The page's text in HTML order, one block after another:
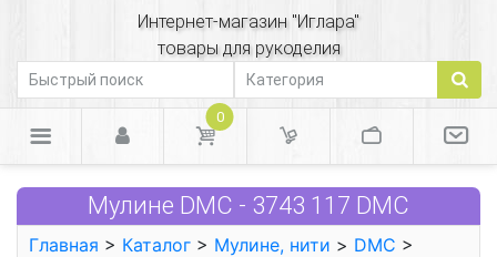
Интернет-магазин "Иглара"
товары для рукоделия
0
Мулине DMC - 3743 117 DMC
Главная > Каталог > Мулине, нити > DMC >